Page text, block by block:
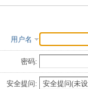
用户名
密码:
安全提问: